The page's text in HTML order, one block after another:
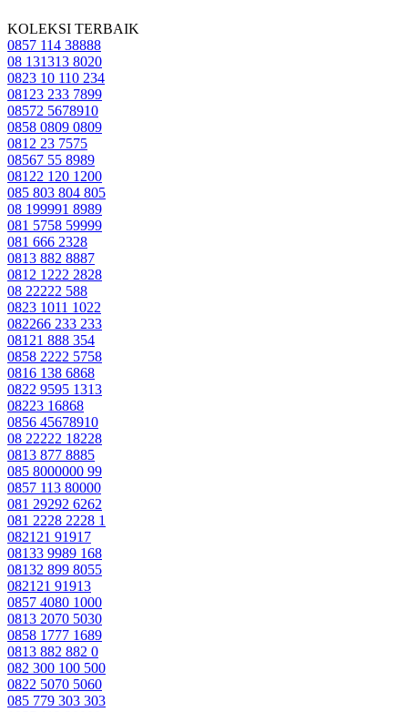
KOLEKSI TERBAIK
0857 114 38888
08 131313 8020
0823 10 110 234
08123 233 7899
08572 5678910
0858 0809 0809
0812 23 7575
08567 55 8989
08122 120 1200
085 803 804 805
08 199991 8989
081 5758 59999
081 666 2328
0813 882 8887
0812 1222 2828
08 22222 588
0823 1011 1022
082266 233 233
08121 888 354
0858 2222 5758
0816 138 6868
0822 9595 1313
08223 16868
0856 45678910
08 22222 18228
0813 877 8885
085 8000000 99
0857 113 80000
081 29292 6262
081 2228 2228 1
082121 91917
08133 9989 168
08132 899 8055
082121 91913
0857 4080 1000
0813 2070 5030
0858 1777 1689
0813 882 882 0
082 300 100 500
0822 5070 5060
085 779 303 303